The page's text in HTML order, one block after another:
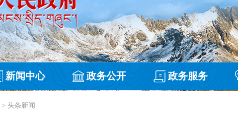
新闻中心 政务公开 政务服务
> 头条新闻